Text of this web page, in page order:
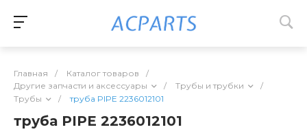
Главная / Каталог товаров
/
Другие запчасти и аксессуары
/ Трубы и трубки
/
Трубы
/ труба PIPE 2236012101
труба PIPE 2236012101